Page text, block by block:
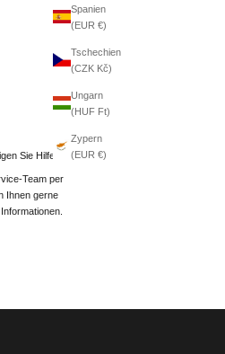
Spanien
(EUR €)
Tschechien
(CZK Kč)
Ungarn
(HUF Ft)
Zypern
(EUR €)
Sie Hilfe?
Team per
Ihnen gerne